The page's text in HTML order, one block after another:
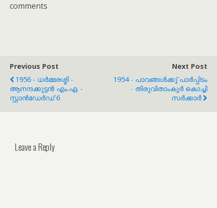
comments
Previous Post
1956 - ധർമ്മരശ്മി -
ആനന്ദക്കുട്ടൻ എം.ഏ. -
സ്റ്റാൻഡേർഡ് 6
Next Post
1954 - പാവങ്ങൾക്കു് പാർപ്പിടം
- തിരുവിതാംകൂർ കൊച്ചി
സർക്കാർ
Leave a Reply